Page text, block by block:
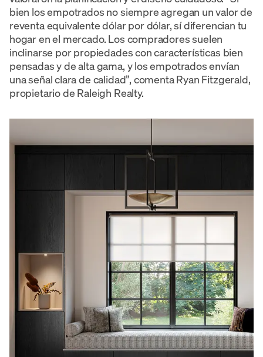
bien los empotrados no siempre agregan un valor de
reventa equivalente dólar por dólar, sí diferencian tu
hogar en el mercado. Los compradores suelen
inclinarse por propiedades con características bien
pensadas y de alta gama, y los empotrados envían
una señal clara de calidad”, comenta Ryan Fitzgerald,
propietario de Raleigh Realty.